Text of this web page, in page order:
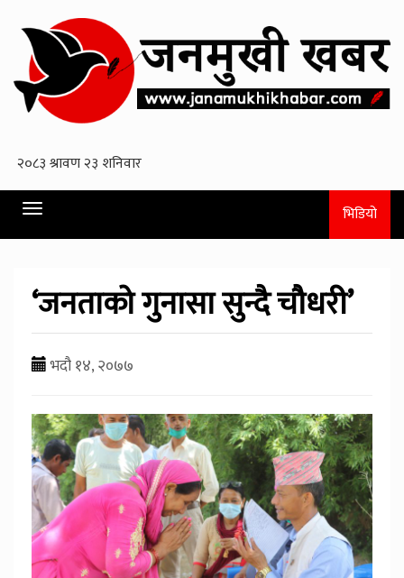
Toggle
navigation
भिडियो
‘जनताको गुनासा सुन्दै चौधरी’
भदौ १४, २०७७